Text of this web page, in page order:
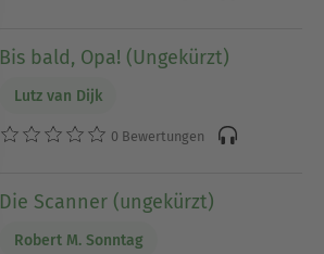
Bis bald, Opa! (Ungekürzt)
Lutz van Dijk
0 Bewertungen
Die Scanner (ungekürzt)
Robert M. Sonntag